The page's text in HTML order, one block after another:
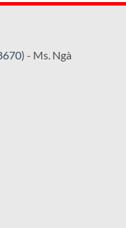
) - Ms. Ngà